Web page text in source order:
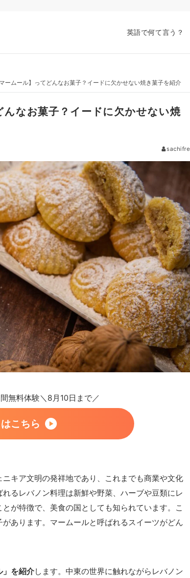
英語で何て言う？
ームール】ってどんなお菓子？イードに欠かせない焼き菓子を紹介
なお菓子？イードに欠かせない焼
sachifre
無料体験＼8月10日まで／
こちら
キア文明の発祥地であり、これまでも商業や文化
るレバノン料理は新鮮や野菜、ハーブや豆類にレ
が特徴で、美食の国としても知られています。こ
あります。マームールと呼ばれるスイーツがどん
」を紹介します。中東の世界に触れながらレバノン